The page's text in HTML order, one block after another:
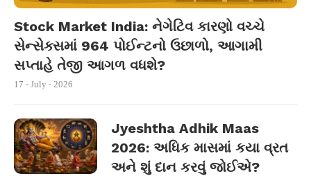
Stock Market India: નેગેટિવ કારણો વચ્ચે
સેન્સેક્સમાં 964 પોઈન્ટનો ઉછાળો, આગામી
સપ્તાહે તેજી આગળ વધશે?
17 - July - 2026
Jyeshtha Adhik Maas
2026: અધિક માસમાં કયા વ્રત
અને શું દાન કરવું જોઈએ?